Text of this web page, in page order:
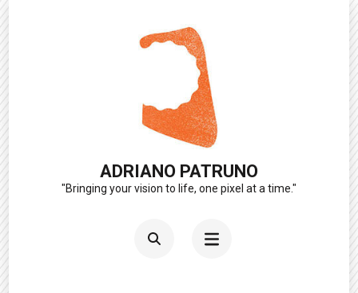
ADRIANO PATRUNO
"Bringing your vision to life, one pixel at a time."